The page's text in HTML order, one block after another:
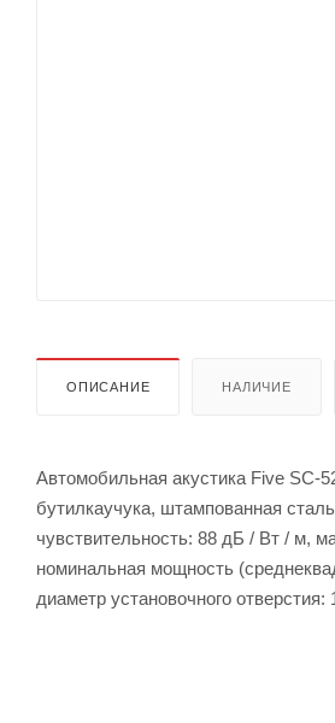
ОПИСАНИЕ НАЛИЧИЕ
Автомобильная акустика Five
бутилкаучука, штампованная
чувствительность: 88 дБ / Вт / м,
номинальная мощность
диаметр установочного